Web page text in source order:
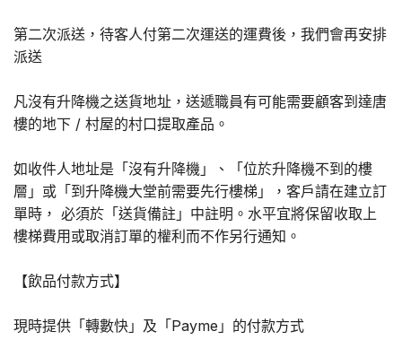
第二次派送，待客人付第二次運送的運費後，我們會再安排
派送
凡沒有升降機之送貨地址，送遞職員有可能需要顧客到達唐
樓的地下 / 村屋的村口提取產品。
如收件人地址是「沒有升降機」、「位於升降機不到的樓
層」或「到升降機大堂前需要先行樓梯」，客戶請在建立訂
單時， 必須於「送貨備註」中註明。水平宜將保留收取上
樓梯費用或取消訂單的權利而不作另行通知。
【飲品付款方式】
現時提供「轉數快」及「Payme」的付款方式